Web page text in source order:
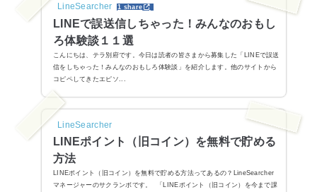
LineSearcher 1 share
LINEで誤送信しちゃった！みんなのおもし
ろ体験談１１選
こんにちは、テラ別府です。今日は読者の皆さまから募集した「LINEで誤送
信をしちゃった！みんなのおもしろ体験談」を紹介します。他のサイトから
コピペしてきたエピソ...
LineSearcher
LINEポイント（旧コイン）を無料で貯める
方法
LINEポイント（旧コイン）を無料で貯める方法ってあるの？LineSearcher
マネージャーのサクランボです。 「LINEポイント（旧コイン）を今まで課